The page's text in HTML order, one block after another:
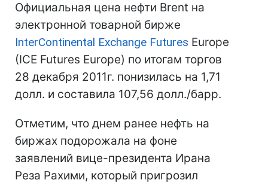
Официальная цена нефти Brent на
электронной товарной бирже
InterContinental Exchange Futures Europe
(IСE Futures Europe) по итогам торгов
28 декабря 2011г. понизилась на 1,71
долл. и составила 107,56 долл./барр.
Отметим, что днем ранее нефть на
биржах подорожала на фоне
заявлений вице-президента Ирана
Реза Рахими, который пригрозил